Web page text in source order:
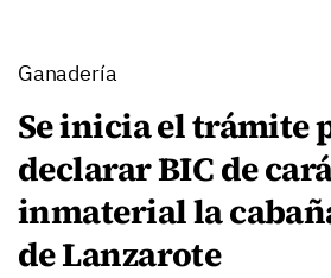
Ganadería
Se inicia el trámite
declarar BIC de
inmaterial la
de Lanzarote